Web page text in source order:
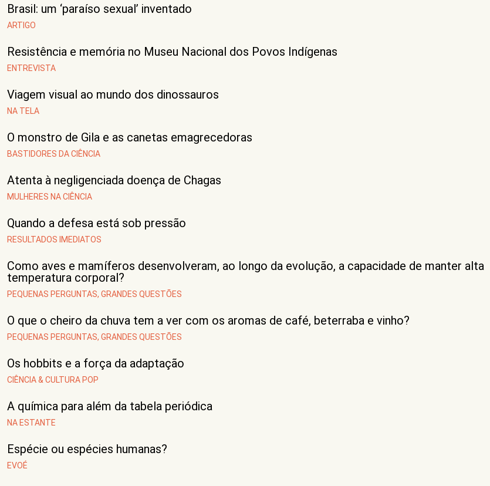
Brasil: um ‘paraíso sexual’ inventado
ARTIGO
Resistência e memória no Museu Nacional dos Povos Indígenas
ENTREVISTA
Viagem visual ao mundo dos dinossauros
NA TELA
O monstro de Gila e as canetas emagrecedoras
BASTIDORES DA CIÊNCIA
Atenta à negligenciada doença de Chagas
MULHERES NA CIÊNCIA
Quando a defesa está sob pressão
RESULTADOS IMEDIATOS
Como aves e mamíferos desenvolveram, ao longo da evolução, a capacidade de manter alta
temperatura corporal?
PEQUENAS PERGUNTAS, GRANDES QUESTÕES
O que o cheiro da chuva tem a ver com os aromas de café, beterraba e vinho?
PEQUENAS PERGUNTAS, GRANDES QUESTÕES
Os hobbits e a força da adaptação
CIÊNCIA & CULTURA POP
A química para além da tabela periódica
NA ESTANTE
Espécie ou espécies humanas?
EVOÉ